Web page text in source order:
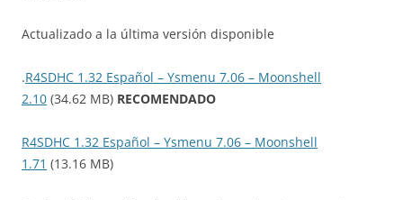
Actualizado a la última versión disponible
.R4SDHC 1.32 Español – Ysmenu 7.06 – Moonshell
2.10 (34.62 MB) RECOMENDADO
R4SDHC 1.32 Español – Ysmenu 7.06 – Moonshell
1.71 (13.16 MB)